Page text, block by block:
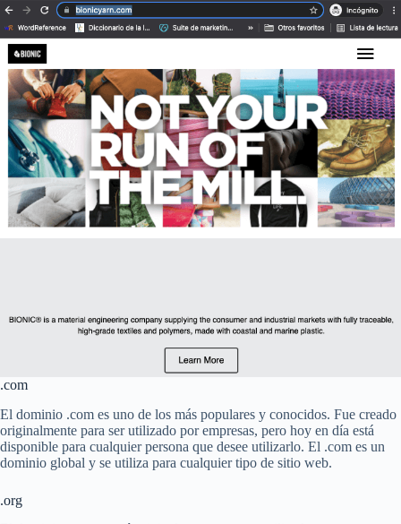
.com
El dominio .com es uno de los más populares y conocidos. Fue creado
originalmente para ser utilizado por empresas, pero hoy en día está
disponible para cualquier persona que desee utilizarlo. El .com es un
dominio global y se utiliza para cualquier tipo de sitio web.
.org